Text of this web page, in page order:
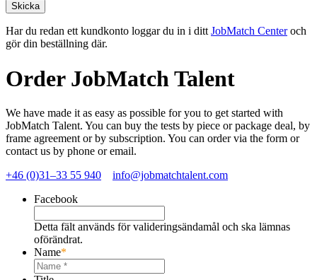
Skicka
Har du redan ett kundkonto loggar du in i ditt JobMatch Centeroch
gör din beställning där.
Order JobMatch Talent
We have made it as easy as possible for you to get started with
JobMatch Talent. You can buy the tests by piece or package deal, by
frame agreement or by subscription. You can order via the form or
contact us by phone or email.
+46 (0)31–33 55 940
info@jobmatchtalent.com
Facebook
Detta fält används för valideringsändamål och ska lämnas
oförändrat.
Name*